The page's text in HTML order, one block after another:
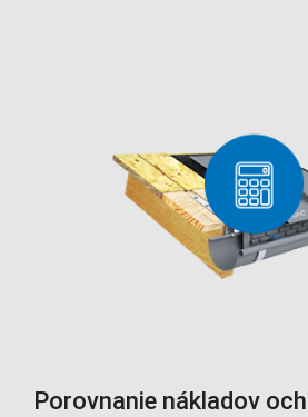
Porovnanie nákladov